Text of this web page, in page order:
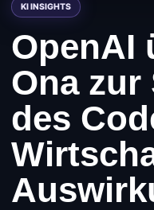
OpenAI
Ona zur
des